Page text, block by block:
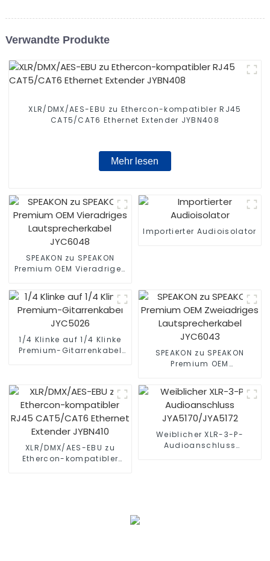
Verwandte Produkte
XLR/DMX/AES-EBU zu Ethercon-kompatibler RJ45
CAT5/CAT6 Ethernet Extender JYBN408
Mehr lesen
SPEAKON zu SPEAKON
Premium OEM Vieradriges
Importierter Audioisolator
1/4 Klinke auf 1/4 Klinke
Premium-Gitarrenkabel
SPEAKON zu SPEAKON
Premium OEM
JYC6043
XLR/DMX/AES-EBU zu
Ethercon-kompatibler
Weiblicher XLR-3-P-
Audioanschluss